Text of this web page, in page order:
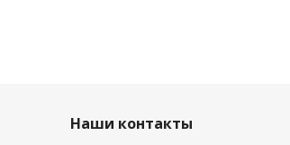
Наши контакты